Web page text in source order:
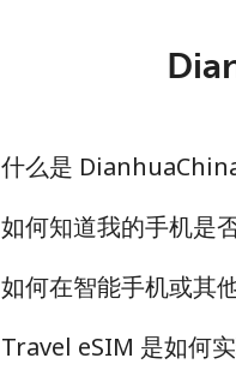
什么是
如何知道我的手机是
如何在智能手机或其
Travel eSIM 是如何